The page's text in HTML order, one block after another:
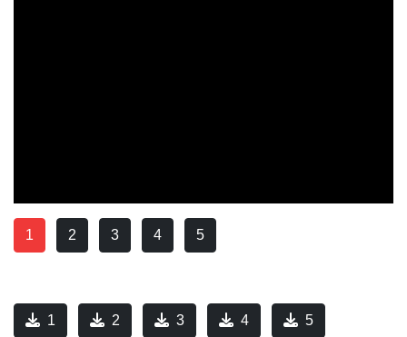
1 2 3 4 5
1 2 3 4 5